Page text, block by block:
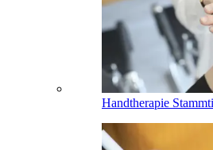
Handtherapie